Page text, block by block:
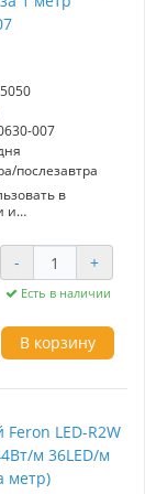
и
007
послезавтра
в
и
даже
можно
от -35 до
а также
220В IP67,
- +
Есть в наличии
В корзину
LED-R2W
м 36LED/м
метр)